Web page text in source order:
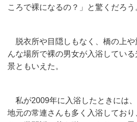
ころで裸になるの？」と驚くだろう
脱衣所や目隠しもなく、橋の上や
んな場所で裸の男女が入浴してい
景ともいえた。
私が2009年に入浴したときには、
地元の常連さんも多く入浴してお